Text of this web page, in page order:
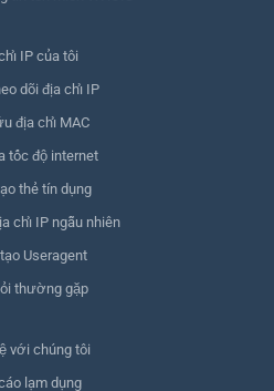
IP của tôi
dõi địa chỉ IP
địa chỉ MAC
tốc độ internet
thẻ tín dụng
chỉ IP ngẫu nhiên
Useragent
thường gặp
với chúng tôi
lạm dụng